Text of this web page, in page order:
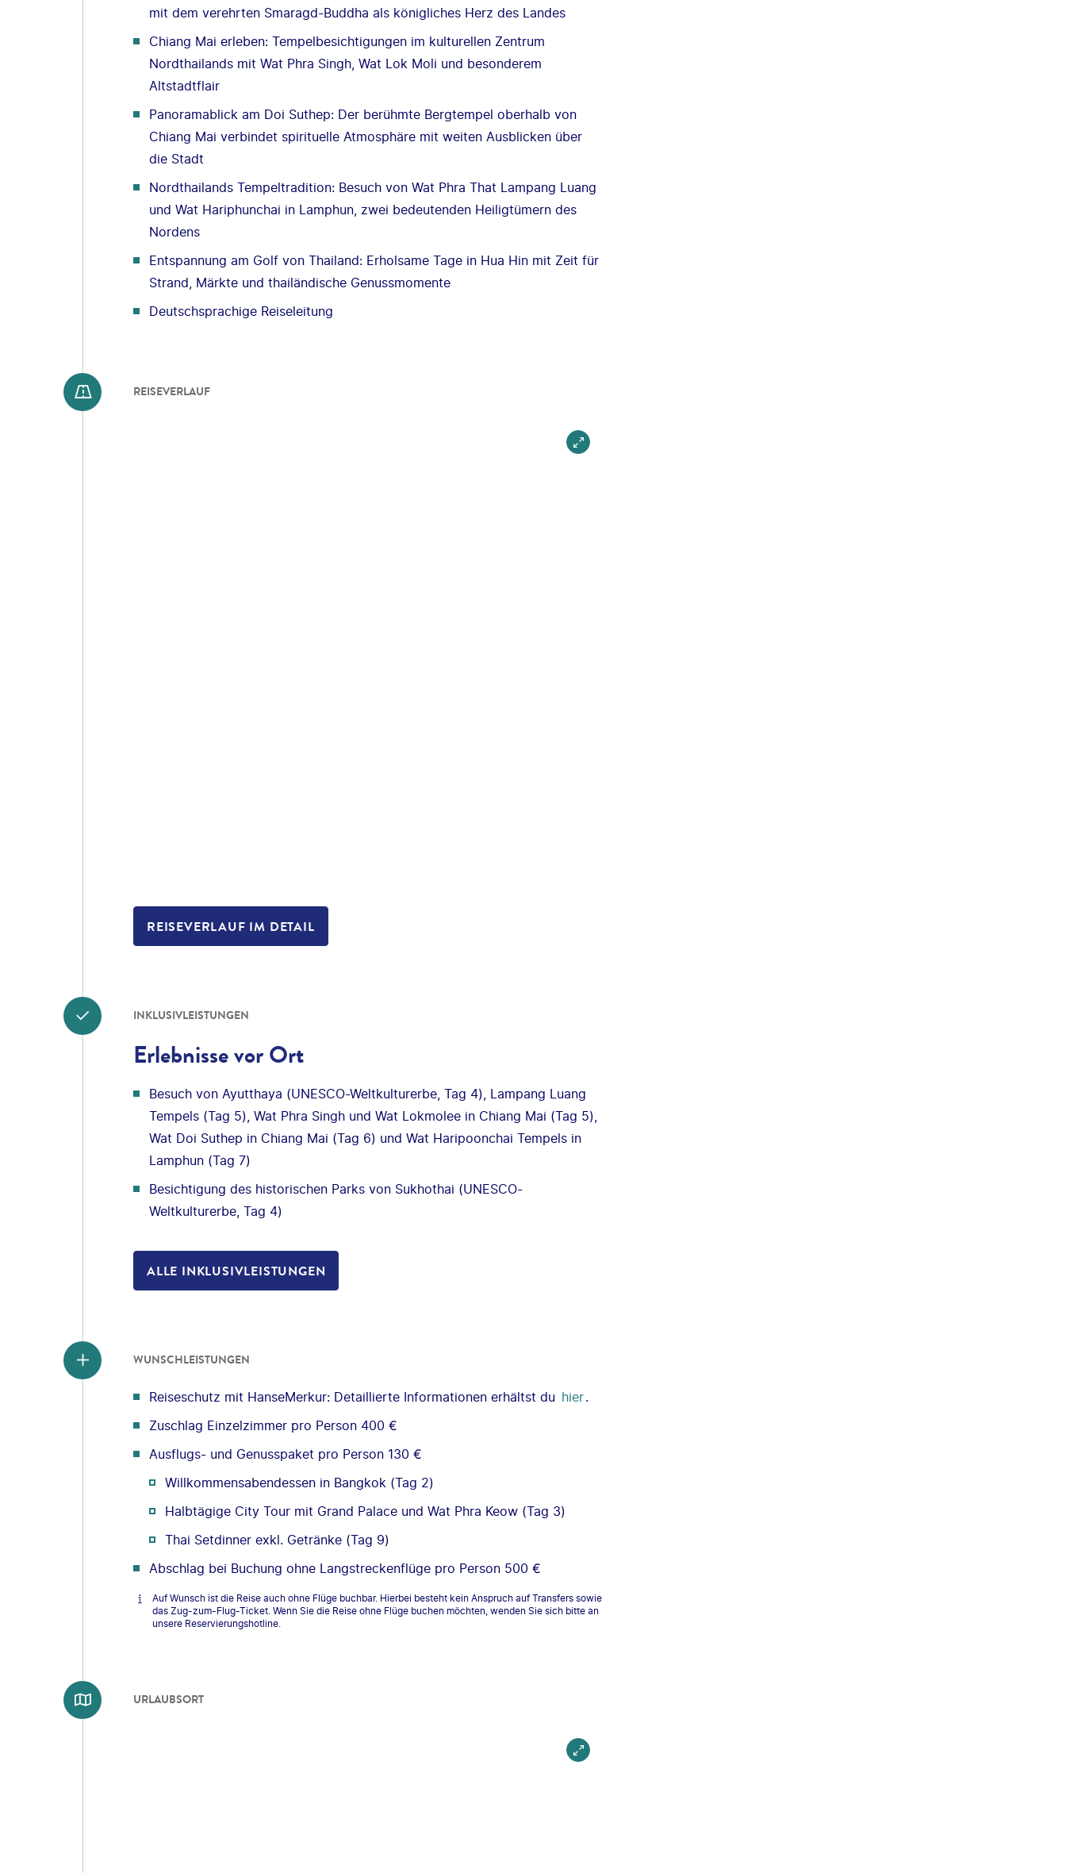
mit dem verehrten Smaragd-Buddha als königliches Herz des Landes
Chiang Mai erleben: Tempelbesichtigungen im kulturellen Zentrum
Nordthailands mit Wat Phra Singh, Wat Lok Moli und besonderem
Altstadtflair
Panoramablick am Doi Suthep: Der berühmte Bergtempel oberhalb von
Chiang Mai verbindet spirituelle Atmosphäre mit weiten Ausblicken über
die Stadt
Nordthailands Tempeltradition: Besuch von Wat Phra That Lampang Luang
und Wat Hariphunchai in Lamphun, zwei bedeutenden Heiligtümern des
Nordens
Entspannung am Golf von Thailand: Erholsame Tage in Hua Hin mit Zeit für
Strand, Märkte und thailändische Genussmomente
Deutschsprachige Reiseleitung
REISEVERLAUF
REISEVERLAUF IM DETAIL
INKLUSIVLEISTUNGEN
Erlebnisse vor Ort
Besuch von Ayutthaya (UNESCO-Weltkulturerbe, Tag 4), Lampang Luang
Tempels (Tag 5), Wat Phra Singh und Wat Lokmolee in Chiang Mai (Tag 5),
Wat Doi Suthep in Chiang Mai (Tag 6) und Wat Haripoonchai Tempels in
Lamphun (Tag 7)
Besichtigung des historischen Parks von Sukhothai (UNESCO-
Weltkulturerbe, Tag 4)
ALLE INKLUSIVLEISTUNGEN
WUNSCHLEISTUNGEN
Reiseschutz mit HanseMerkur: Detaillierte Informationen erhältst du hier .
Zuschlag Einzelzimmer pro Person 400 €
Ausflugs- und Genusspaket pro Person 130 €
Willkommensabendessen in Bangkok (Tag 2)
Halbtägige City Tour mit Grand Palace und Wat Phra Keow (Tag 3)
Thai Setdinner exkl. Getränke (Tag 9)
Abschlag bei Buchung ohne Langstreckenflüge pro Person 500 €
Auf Wunsch ist die Reise auch ohne Flüge buchbar. Hierbei besteht kein Anspruch auf Transfers sowie
das Zug-zum-Flug-Ticket. Wenn Sie die Reise ohne Flüge buchen möchten, wenden Sie sich bitte an
unsere Reservierungshotline.
URLAUBSORT